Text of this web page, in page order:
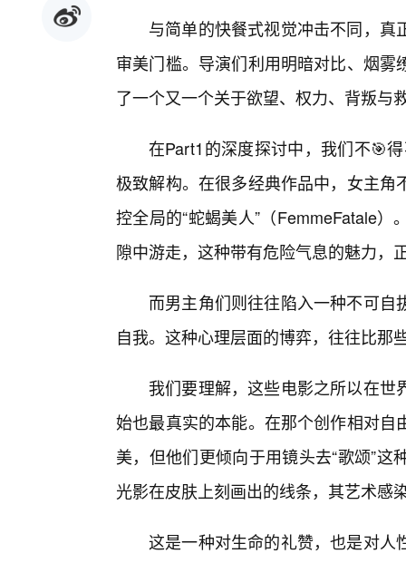
与简单的快餐式视觉冲击不同，
审美门槛。导演们利用明暗对比、烟
了一个又一个关于欲望、权力、背叛与
在Part1的深度探讨中，我们不🎯
极致解构。在很多经典作品中，女主
控全局的“蛇蝎美人”（FemmeFatale
隙中游走，这种带有危险气息的魅力，
而男主角们则往往陷入一种不可
自我。这种心理层面的博弈，往往比那
我们要理解，这些电影之所以在
始也最真实的本能。在那个创作相对
美，但他们更倾向于用镜头去“歌颂”
光影在皮肤上刻画出的线条，其艺术感
这是一种对生命的礼赞，也是对人